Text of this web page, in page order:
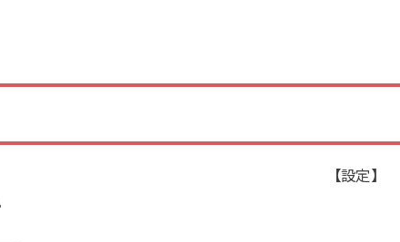
ボード画面から 【設定】